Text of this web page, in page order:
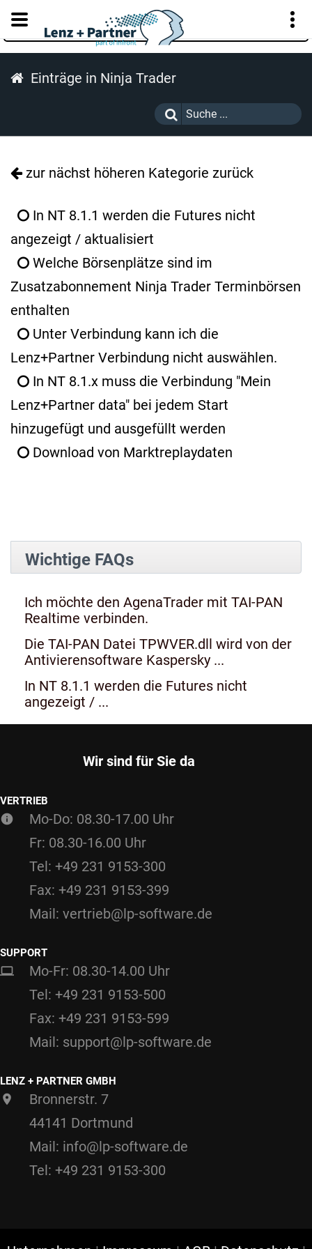
KUNDENPORTAL
Einträge in Ninja Trader
zur nächst höheren Kategorie zurück
In NT 8.1.1 werden die Futures nicht
angezeigt / aktualisiert
Welche Börsenplätze sind im
Zusatzabonnement Ninja Trader Terminbörsen
enthalten
Unter Verbindung kann ich die
Lenz+Partner Verbindung nicht auswählen.
In NT 8.1.x muss die Verbindung "Mein
Lenz+Partner data" bei jedem Start
hinzugefügt und ausgefüllt werden
Download von Marktreplaydaten
Wichtige FAQs
Ich möchte den AgenaTrader mit TAI-PAN
Realtime verbinden.
Die TAI-PAN Datei TPWVER.dll wird von der
Antivierensoftware Kaspersky ...
In NT 8.1.1 werden die Futures nicht
angezeigt / ...
Wir sind für Sie da
VERTRIEB
Mo-Do: 08.30-17.00 Uhr
Fr: 08.30-16.00 Uhr
Tel: +49 231 9153-300
Fax: +49 231 9153-399
Mail: vertrieb@lp-software.de
SUPPORT
Mo-Fr: 08.30-14.00 Uhr
Tel: +49 231 9153-500
Fax: +49 231 9153-599
Mail: support@lp-software.de
LENZ + PARTNER GMBH
Bronnerstr. 7
44141 Dortmund
Mail: info@lp-software.de
Tel: +49 231 9153-300